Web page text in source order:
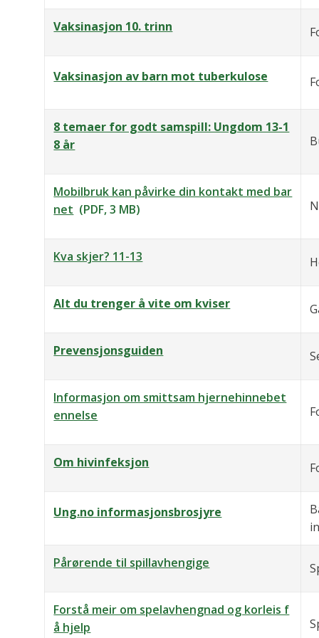
Vaksinasjon 10. trinn
Vaksinasjon av barn mot tuberkulose
8 temaer for godt samspill: Ungdom 13-1
8 år
Mobilbruk kan påvirke din kontakt med bar
net (PDF, 3 MB)
Kva skjer? 11-13
Alt du trenger å vite om kviser
Prevensjonsguiden
Informasjon om smittsam hjernehinnebet
ennelse
Om hivinfeksjon
Ung.no informasjonsbrosjyre
Pårørende til spillavhengige
Forstå meir om spelavhengnad og korleis f
å hjelp